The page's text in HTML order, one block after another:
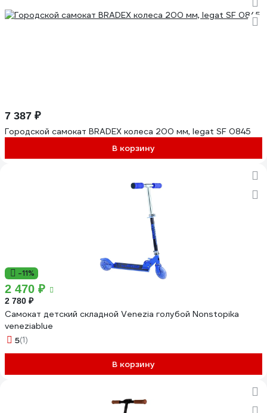
7 387 ₽
Городской самокат BRADEX колеса 200 мм, legat SF 0845
В корзину
-11%
2 470 ₽
2 780 ₽
Самокат детский складной Venezia голубой Nonstopika
veneziablue
5(1)
В корзину